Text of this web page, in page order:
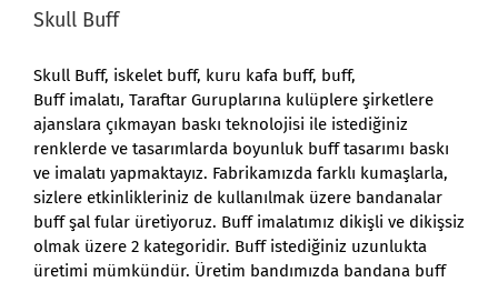
Skull Buff
Skull Buff, iskelet buff, kuru kafa buff, buff,
Buff imalatı, Taraftar Guruplarına kulüplere şirketlere
ajanslara çıkmayan baskı teknolojisi ile istediğiniz
renklerde ve tasarımlarda boyunluk buff tasarımı baskı
ve imalatı yapmaktayız. Fabrikamızda farklı kumaşlarla,
sizlere etkinlikleriniz de kullanılmak üzere bandanalar
buff şal fular üretiyoruz. Buff imalatımız dikişli ve dikişsiz
olmak üzere 2 kategoridir. Buff istediğiniz uzunlukta
üretimi mümkündür. Üretim bandımızda bandana buff